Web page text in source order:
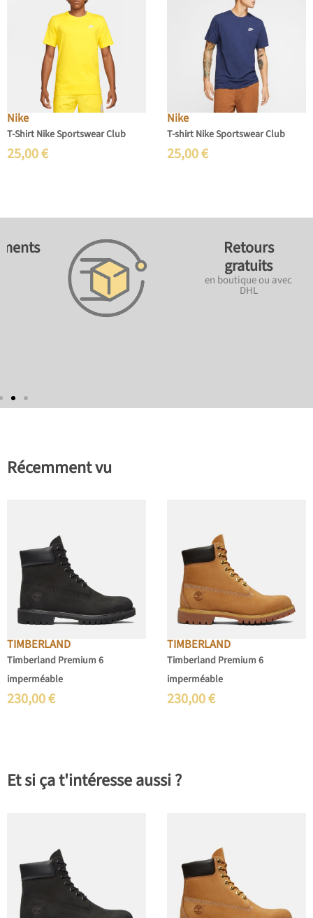
Nike
T-Shirt Nike Sportswear Club
25,00€
Nike
T-shirt Nike Sportswear Club
25,00€
Retours
gratuits
en boutique ou avec
DHL
Récemment vu
TIMBERLAND
Timberland Premium 6
imperméable
230,00€
TIMBERLAND
Timberland Premium 6
imperméable
230,00€
Et si ça t'intéresse aussi ?